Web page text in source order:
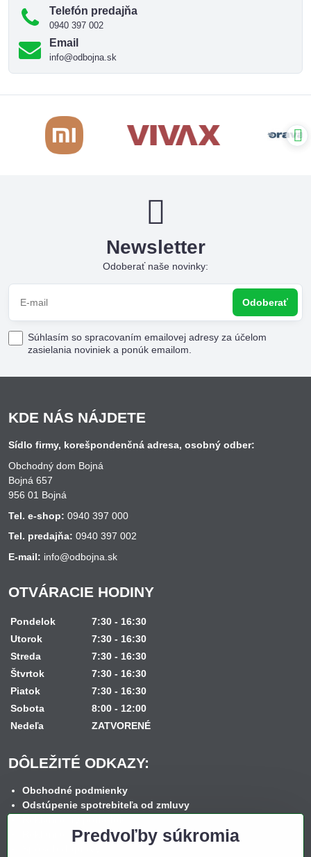
Telefón predajňa
0940 397 002
Email
info@odbojna.sk
Newsletter
Odoberať naše novinky:
Odoberať
Súhlasím so spracovaním emailovej adresy za účelom
zasielania noviniek a ponúk emailom.
KDE NÁS NÁJDETE
Sídlo firmy, korešpondenčná adresa, osobný odber:
Obchodný dom Bojná
Bojná 657
956 01 Bojná
Tel. e-shop: 0940 397 000
Tel. predajňa: 0940 397 002
E-mail: info@odbojna.sk
OTVÁRACIE HODINY
Pondelok
7:30 - 16:30
Utorok
7:30 - 16:30
Streda
7:30 - 16:30
Štvrtok
7:30 - 16:30
Piatok
7:30 - 16:30
Sobota
8:00 - 12:00
Nedeľa
ZATVORENÉ
DÔLEŽITÉ ODKAZY:
Obchodné podmienky
Odstúpenie spotrebiteľa od zmluvy
Reklamačný formulár
Predvoľby súkromia